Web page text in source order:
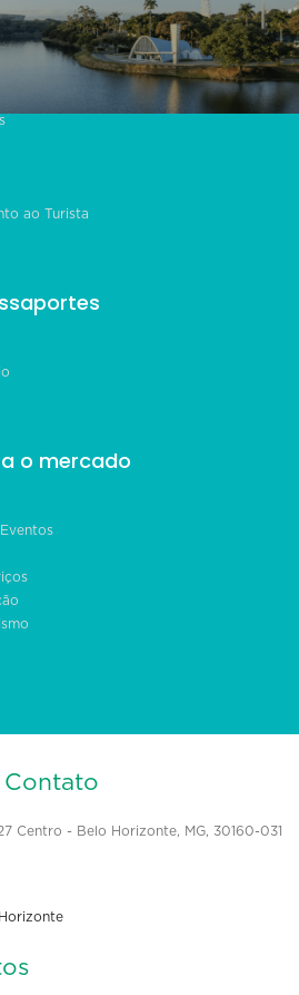
ao Turista
o mercado
Contato
Centro - Belo Horizonte, MG, 30160-031